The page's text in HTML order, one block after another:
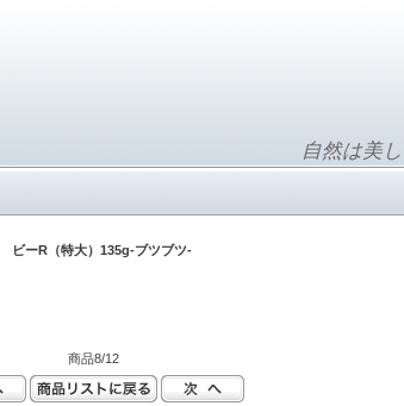
自然は美
ーR（特大）135g-ブツブツ-
商品8/12